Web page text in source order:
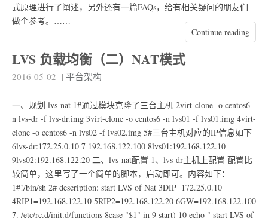
式原理进行了阐述，另外还有一篇FAQs，给有相关疑问的朋友们
做个参考。……
Continue reading
LVS 负载均衡（二）NAT模式
2016-05-02 | 平台架构
一、规划 lvs-nat 1#通过模块克隆了三台主机 2virt-clone -o centos6 -
n lvs-dr -f lvs-dr.img 3virt-clone -o centos6 -n lvs01 -f lvs01.img 4virt-
clone -o centos6 -n lvs02 -f lvs02.img 5#三台主机对应的IP信息如下
6lvs-dr:172.25.0.10 7 192.168.122.100 8lvs01:192.168.122.10
9lvs02:192.168.122.20 二、lvs-nat配置 1、lvs-dr主机上配置 配置比
较简单，这里写了一个简单的脚本，启动即可。内容如下：
1#!/bin/sh 2# description: start LVS of Nat 3DIP=172.25.0.10
4RIP1=192.168.122.10 5RIP2=192.168.122.20 6GW=192.168.122.100
7. /etc/rc.d/init.d/functions 8case "$1" in 9 start) 10 echo " start LVS of